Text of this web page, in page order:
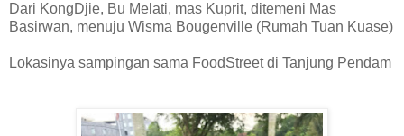
Dari KongDjie, Bu Melati, mas Kuprit, ditemeni Mas
Basirwan, menuju Wisma Bougenville (Rumah Tuan Kuase)
Lokasinya sampingan sama FoodStreet di Tanjung Pendam